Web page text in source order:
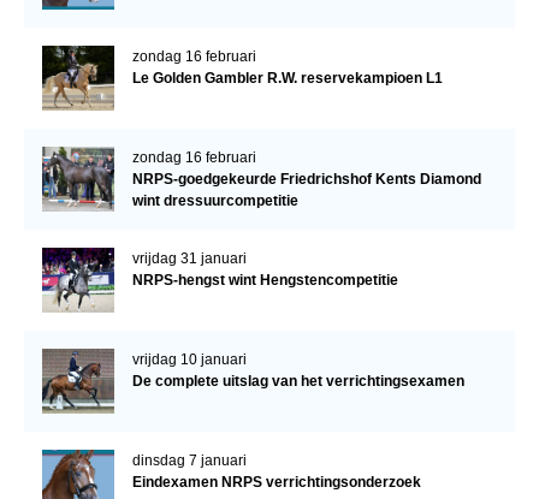
zondag 16 februari
Le Golden Gambler R.W. reservekampioen L1
zondag 16 februari
NRPS-goedgekeurde Friedrichshof Kents Diamond
wint dressuurcompetitie
vrijdag 31 januari
NRPS-hengst wint Hengstencompetitie
vrijdag 10 januari
De complete uitslag van het verrichtingsexamen
dinsdag 7 januari
Eindexamen NRPS verrichtingsonderzoek